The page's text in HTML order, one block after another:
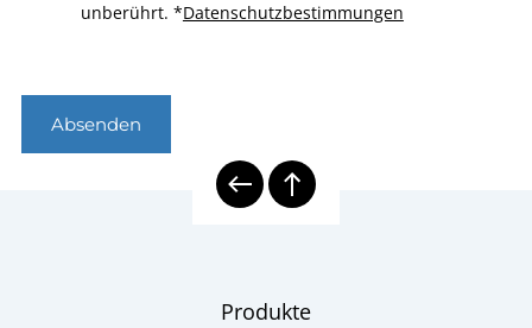
unberührt. *Datenschutzbestimmungen
Absenden
Produkte